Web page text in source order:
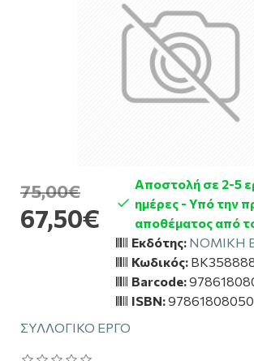
ΣΥΛΛΟΓΙΚΟ ΕΡΓΟ
67,50€
75,00€
Αποστολή σε 2-5
ημέρες - Υπό την
αποθέματος από
Εκδότης: ΝΟΜΙΚΗ
Κωδικός:
Barcode:
ISBN: